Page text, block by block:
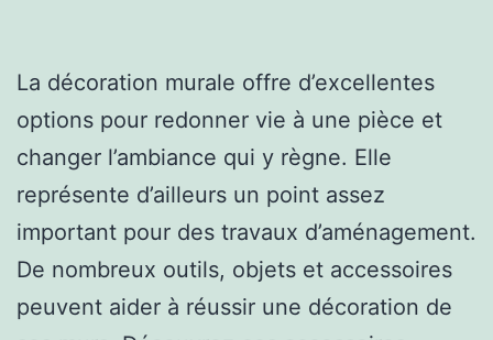
La décoration murale offre d’excellentes
options pour redonner vie à une pièce et
changer l’ambiance qui y règne. Elle
représente d’ailleurs un point assez
important pour des travaux d’aménagement.
De nombreux outils, objets et accessoires
peuvent aider à réussir une décoration de